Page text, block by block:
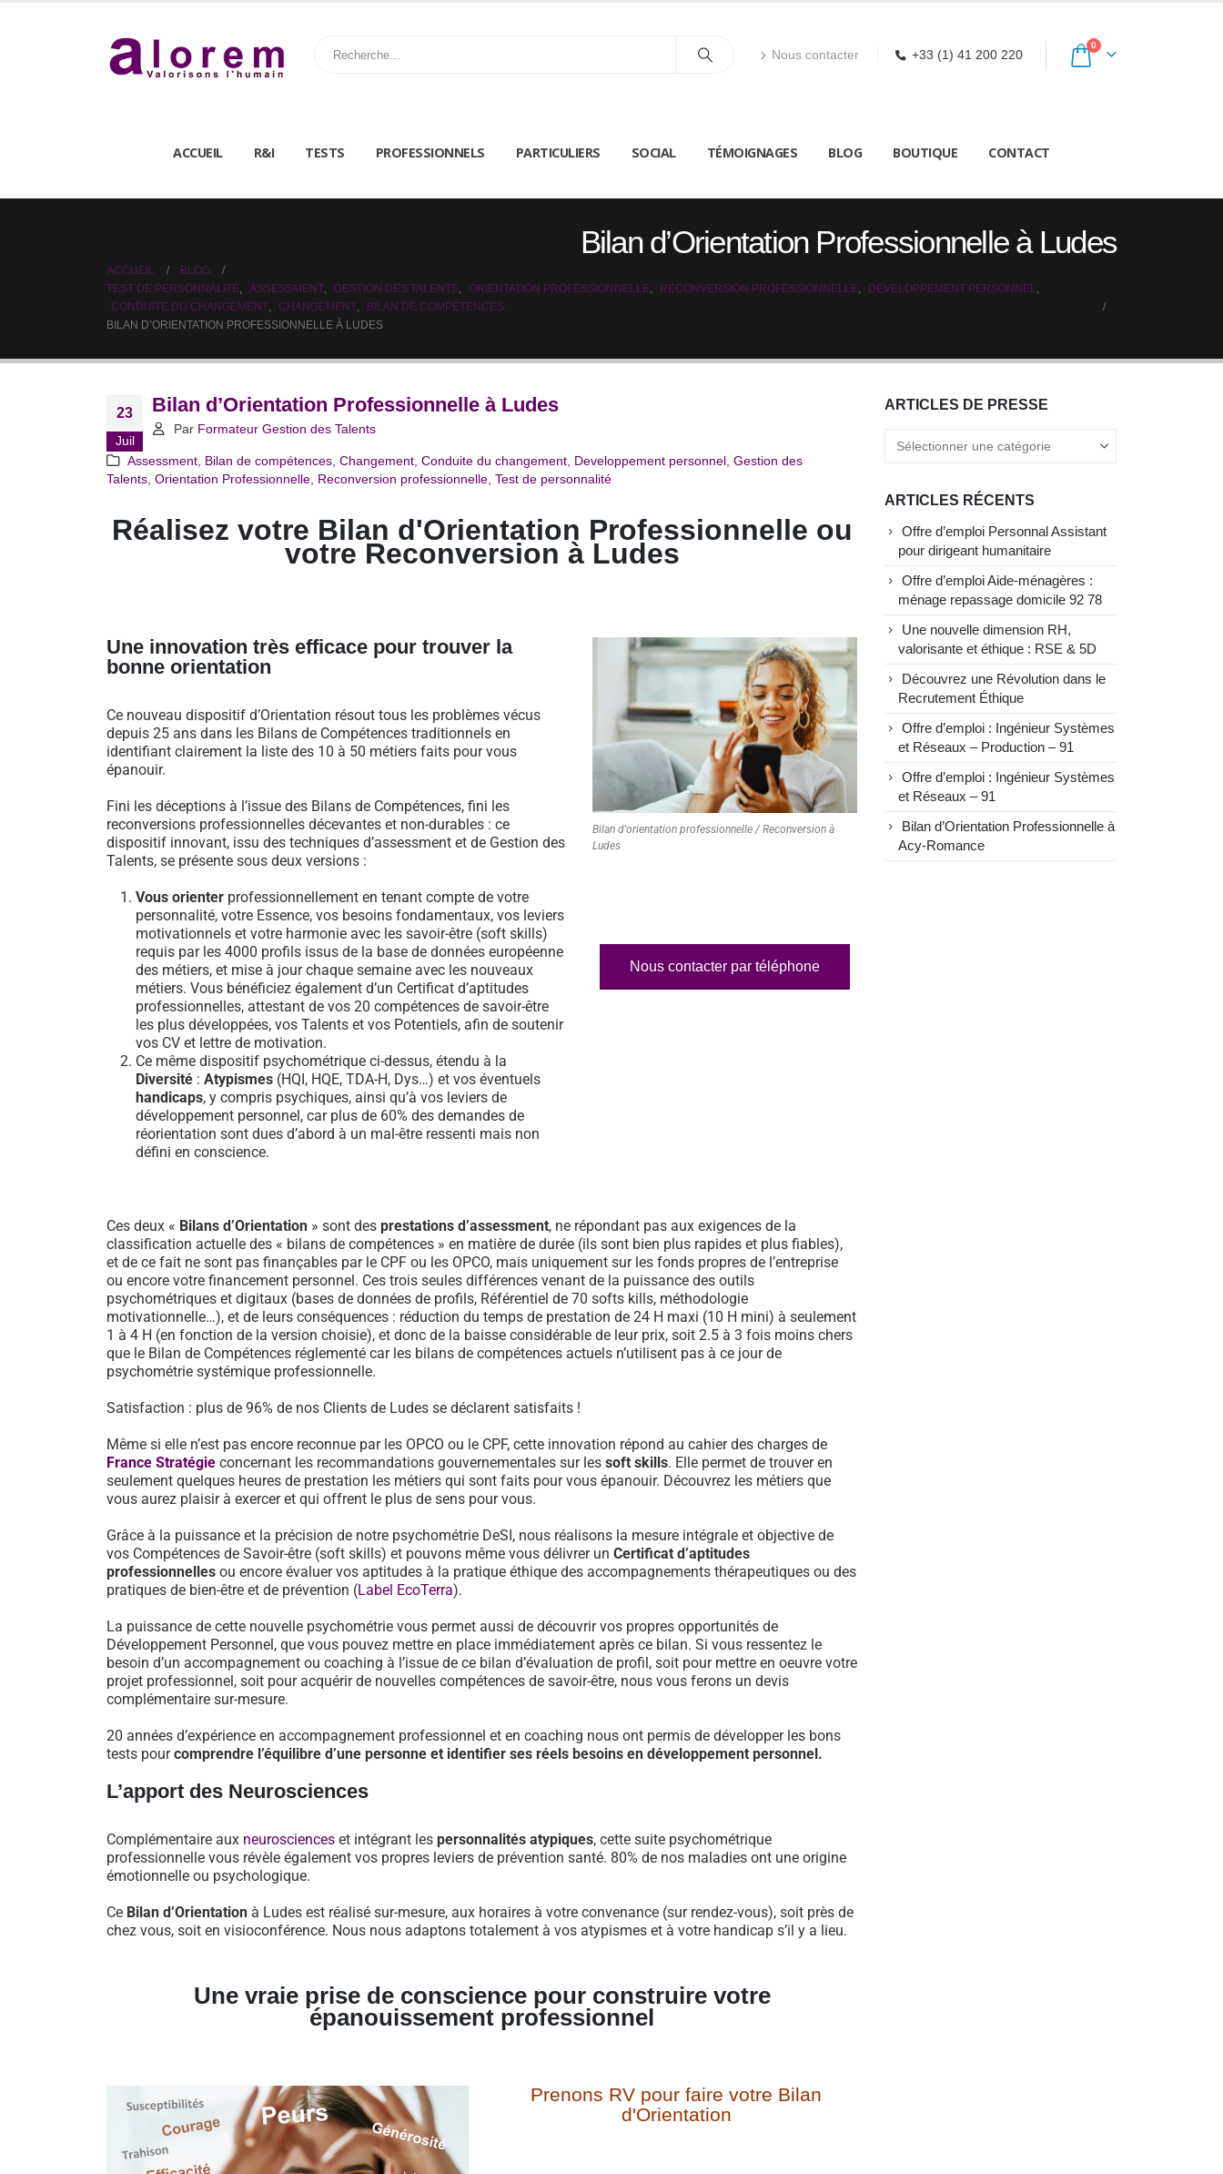
Nous contacter +33 (1) 41 200 220
0
ACCUEIL R&I TESTS PROFESSIONNELS PARTICULIERS SOCIAL TÉMOIGNAGES BLOG BOUTIQUE CONTACT
Bilan d’Orientation Professionnelle à Ludes
ACCUEIL
BLOG
TEST DE PERSONNALITÉ
ASSESSMENT GESTION DES TALENTS ORIENTATION PROFESSIONNELLE RECONVERSION PROFESSIONNELLE DEVELOPPEMENT PERSONNEL
CONDUITE DU CHANGEMENT
CHANGEMENT
BILAN DE COMPÉTENCES
BILAN D’ORIENTATION PROFESSIONNELLE À LUDES
23
Juil
Bilan d’Orientation Professionnelle à Ludes
Par Formateur Gestion des Talents
Assessment Bilan de compétences ,Changement ,Conduite du changement Developpement personnel ,Gestion des
Talents Orientation Professionnelle Reconversion professionnelle Test de personnalité
Réalisez votre Bilan d'Orientation Professionnelle ou
votre Reconversion à Ludes
Une innovation très efficace pour trouver la
bonne orientation
Ce nouveau dispositif d’Orientation résout tous les problèmes vécus
depuis 25 ans dans les Bilans de Compétences traditionnels en
identifiant clairement la liste des 10 à 50 métiers faits pour vous
épanouir.
Fini les déceptions à l’issue des Bilans de Compétences, fini les
reconversions professionnelles décevantes et non-durables : ce
dispositif innovant, issu des techniques d’assessment et de Gestion des
Talents, se présente sous deux versions :
Vous orienter professionnellement en tenant compte de votre
personnalité, votre Essence, vos besoins fondamentaux, vos leviers
motivationnels et votre harmonie avec les savoir-être (soft skills)
requis par les 4000 profils issus de la base de données européenne
des métiers, et mise à jour chaque semaine avec les nouveaux
métiers. Vous bénéficiez également d’un Certificat d’aptitudes
professionnelles, attestant de vos 20 compétences de savoir-être
les plus développées, vos Talents et vos Potentiels, afin de soutenir
vos CV et lettre de motivation.
Ce même dispositif psychométrique ci-dessus, étendu à la
Diversité : Atypismes (HQI, HQE, TDA-H, Dys…) et vos éventuels
handicaps, y compris psychiques, ainsi qu’à vos leviers de
développement personnel, car plus de 60% des demandes de
réorientation sont dues d’abord à un mal-être ressenti mais non
défini en conscience.
Bilan d'orientation professionnelle / Reconversion à
Ludes
Nous contacter par téléphone
Ces deux « Bilans d’Orientation » sont des prestations d’assessment, ne répondant pas aux exigences de la
classification actuelle des « bilans de compétences » en matière de durée (ils sont bien plus rapides et plus fiables),
et de ce fait ne sont pas finançables par le CPF ou les OPCO, mais uniquement sur les fonds propres de l’entreprise
ou encore votre financement personnel. Ces trois seules différences venant de la puissance des outils
psychométriques et digitaux (bases de données de profils, Référentiel de 70 softs kills, méthodologie
motivationnelle…), et de leurs conséquences : réduction du temps de prestation de 24 H maxi (10 H mini) à seulement
1 à 4 H (en fonction de la version choisie), et donc de la baisse considérable de leur prix, soit 2.5 à 3 fois moins chers
que le Bilan de Compétences réglementé car les bilans de compétences actuels n’utilisent pas à ce jour de
psychométrie systémique professionnelle.
Satisfaction : plus de 96% de nos Clients de Ludes se déclarent satisfaits !
Même si elle n’est pas encore reconnue par les OPCO ou le CPF, cette innovation répond au cahier des charges de
France Stratégie concernant les recommandations gouvernementales sur les soft skills. Elle permet de trouver en
seulement quelques heures de prestation les métiers qui sont faits pour vous épanouir. Découvrez les métiers que
vous aurez plaisir à exercer et qui offrent le plus de sens pour vous.
Grâce à la puissance et la précision de notre psychométrie DeSI, nous réalisons la mesure intégrale et objective de
vos Compétences de Savoir-être (soft skills) et pouvons même vous délivrer un Certificat d’aptitudes
professionnelles ou encore évaluer vos aptitudes à la pratique éthique des accompagnements thérapeutiques ou des
pratiques de bien-être et de prévention (Label EcoTerra).
La puissance de cette nouvelle psychométrie vous permet aussi de découvrir vos propres opportunités de
Développement Personnel, que vous pouvez mettre en place immédiatement après ce bilan. Si vous ressentez le
besoin d’un accompagnement ou coaching à l’issue de ce bilan d’évaluation de profil, soit pour mettre en oeuvre votre
projet professionnel, soit pour acquérir de nouvelles compétences de savoir-être, nous vous ferons un devis
complémentaire sur-mesure.
20 années d’expérience en accompagnement professionnel et en coaching nous ont permis de développer les bons
tests pourcomprendre l’équilibre d’une personne et identifier ses réels besoins en développement personnel.
L’apport des Neurosciences
Complémentaire aux neurosciences et intégrant les personnalités atypiques, cette suite psychométrique
professionnelle vous révèle également vos propres leviers de prévention santé. 80% de nos maladies ont une origine
émotionnelle ou psychologique.
Ce Bilan d’Orientation à Ludes est réalisé sur-mesure, aux horaires à votre convenance (sur rendez-vous), soit près de
chez vous, soit en visioconférence. Nous nous adaptons totalement à vos atypismes et à votre handicap s’il y a lieu.
Une vraie prise de conscience pour construire votre
épanouissement professionnel
Prenons RV pour faire votre Bilan
d'Orientation
ARTICLES DE PRESSE
ARTICLES RÉCENTS
Offre d’emploi Personnal Assistant
pour dirigeant humanitaire
Offre d’emploi Aide-ménagères :
ménage repassage domicile 92 78
Une nouvelle dimension RH,
valorisante et éthique : RSE & 5D
Découvrez une Révolution dans le
Recrutement Éthique
Offre d’emploi : Ingénieur Systèmes
et Réseaux – Production – 91
Offre d’emploi : Ingénieur Systèmes
et Réseaux – 91
Bilan d’Orientation Professionnelle à
Acy-Romance